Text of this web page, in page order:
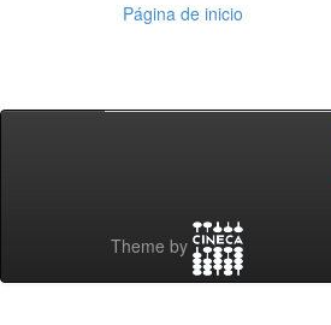
Página de inicio
Theme by